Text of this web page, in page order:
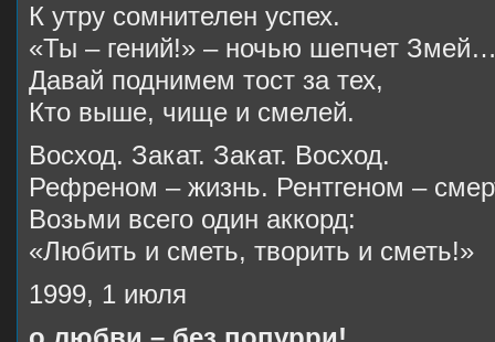
К утру сомнителен успех.
«Ты – гений!» – ночью шепчет
Давай поднимем тост за тех,
Кто выше, чище и смелей.
Восход. Закат. Закат. Восход.
Рефреном – жизнь. Рентгеном –
Возьми всего один аккорд:
«Любить и сметь, творить и сметь!»
1999, 1 июля